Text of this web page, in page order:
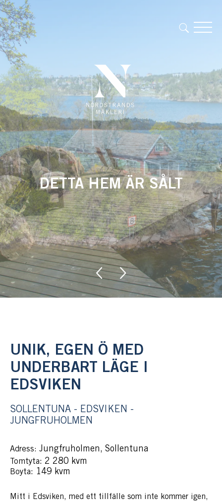
DETTA HEM ÄR SÅLT
UNIK, EGEN Ö MED
UNDERBART LÄGE I
EDSVIKEN
SOLLENTUNA - EDSVIKEN -
JUNGFRUHOLMEN
Adress: Jungfruholmen, Sollentuna
Tomtyta: 2 280 kvm
Boyta: 149 kvm
Mitt i Edsviken, med ett tillfälle som inte kommer igen,